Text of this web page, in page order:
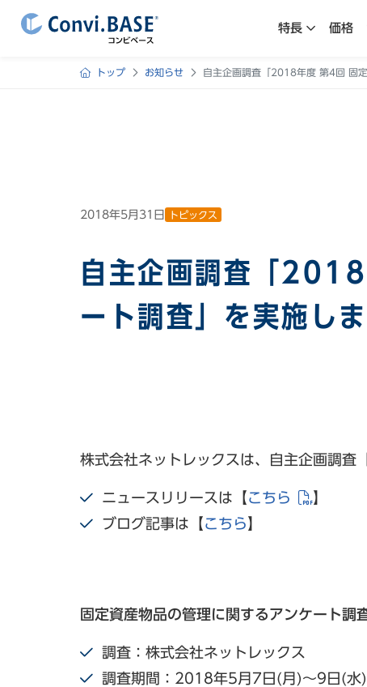
特長 価格
トップ お知らせ 自主企画調査「2018年度 第4回 固
2018年5月31日 トピックス
自主企画調査「
ート調査」を実施しま
株式会社ネットレックスは、自主企画調査
ニュースリリースは【 こちら
】
ブログ記事は【 こちら 】
固定資産物品の管理に関するアンケート調
調査：株式会社ネットレックス
調査期間：2018年5月7日(月)～9日(水)